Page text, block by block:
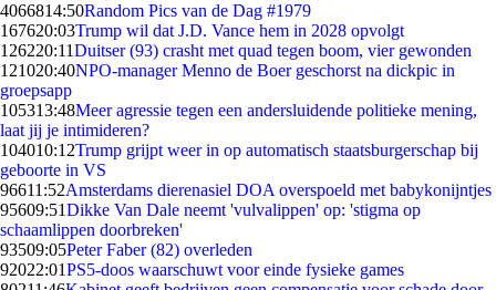
4066814:50Random Pics van de Dag #1979
167620:03Trump wil dat J.D. Vance hem in 2028 opvolgt
126220:11Duitser (93) crasht met quad tegen boom, vier gewonden
121020:40NPO-manager Menno de Boer geschorst na dickpic in
groepsapp
105313:48Meer agressie tegen een andersluidende politieke mening,
laat jij je intimideren?
104010:12Trump grijpt weer in op automatisch staatsburgerschap bij
geboorte in VS
96611:52Amsterdams dierenasiel DOA overspoeld met babykonijntjes
95609:51Dikke Van Dale neemt 'vulvalippen' op: 'stigma op
schaamlippen doorbreken'
93509:05Peter Faber (82) overleden
92022:01PS5-doos waarschuwt voor einde fysieke games